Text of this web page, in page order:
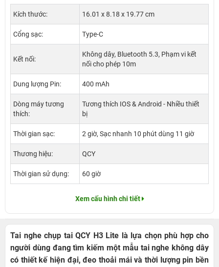
Kích thước: 16.01 x 8.18 x 19.77 cm
Cổng sạc: Type-C
Kết nối:
Không dây, Bluetooth 5.3, Phạm vi kết
nối cho phép 10m
Dung lượng Pin: 400 mAh
Dòng máy tương
thích:
Tương thích IOS & Android - Nhiều thiết
bị
Thời gian sạc: 2 giờ, Sạc nhanh 10 phút dùng 11 giờ
Thương hiệu: QCY
Thời gian sử dụng: 60 giờ
Xem cấu hình chi tiết
Tai nghe chụp tai QCY H3 Lite là lựa chọn phù hợp cho
người dùng đang tìm kiếm một mẫu tai nghe không dây
có thiết kế hiện đại, đeo thoải mái và thời lượng pin bền